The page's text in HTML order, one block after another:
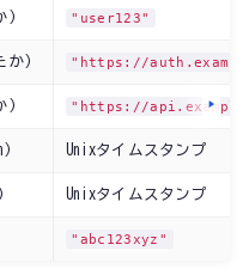
"user123"
） "https://
"https://
Unixタイムスタンプ
Unixタイムスタンプ
"abc123xyz"